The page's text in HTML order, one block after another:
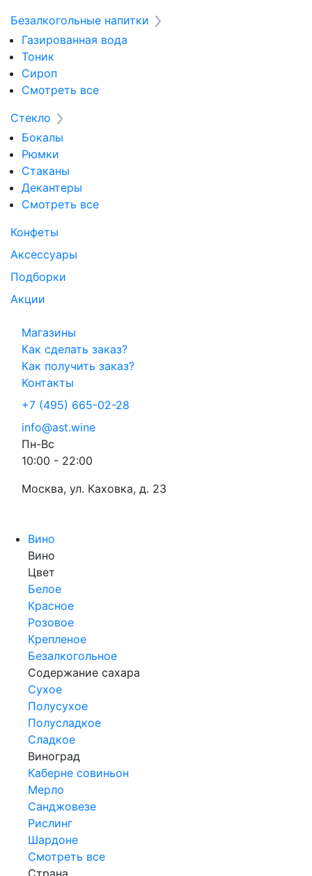
Безалкогольные напитки
Газированная вода
Тоник
Сироп
Смотреть все
Стекло
Бокалы
Рюмки
Стаканы
Декантеры
Смотреть все
Конфеты
Аксессуары
Подборки
Акции
Магазины
Как сделать заказ?
Как получить заказ?
Контакты
+7 (495) 665-02-28
info@ast.wine
Пн-Вс
10:00 - 22:00
Москва, ул. Каховка, д. 23
Вино
Вино
Цвет
Белое
Красное
Розовое
Крепленое
Безалкогольное
Содержание сахара
Сухое
Полусухое
Полусладкое
Сладкое
Виноград
Каберне совиньон
Мерло
Санджовезе
Рислинг
Шардоне
Смотреть все
Страна